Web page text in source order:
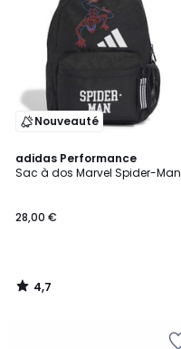
Nouveauté
adidas Performance
Sac à dos Marvel Spider-Man
28,00 €
4,7
/ 5
4,7
/